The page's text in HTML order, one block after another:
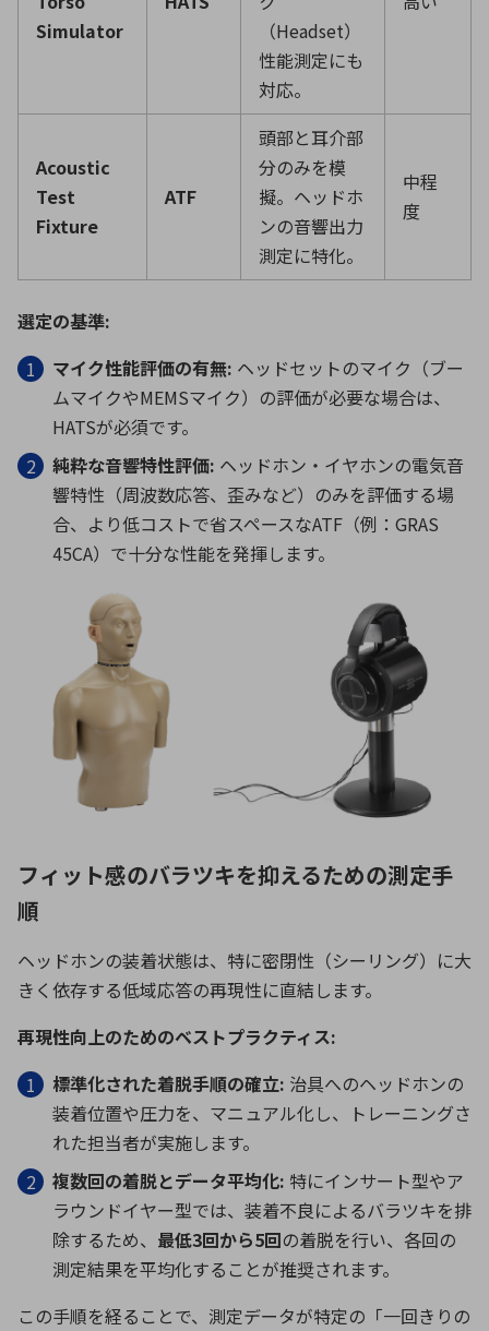
Simulator
（Headset）
性能測定にも
対応。
Acoustic
Test
Fixture
ATF
頭部と耳介部
分のみを模
擬。ヘッドホ
ンの音響出力
測定に特化。
中程
度
選定の基準:
マイク性能評価の有無: ヘッドセットのマイク（ブー
ムマイクやMEMSマイク）の評価が必要な場合は、
HATSが必須です。
純粋な音響特性評価: ヘッドホン・イヤホンの電気音
響特性（周波数応答、歪みなど）のみを評価する場
合、より低コストで省スペースなATF （例： GRAS
45CA）で十分な性能を発揮します。
フィット感のバラツキを抑えるための測定手
順
ヘッドホンの装着状態は、特に密閉性（シーリング）に大
きく依存する低域応答の再現性に直結します。
再現性向上のためのベストプラクティス:
標準化された着脱手順の確立: 治具へのヘッドホンの
装着位置や圧力を、マニュアル化し、トレーニングさ
れた担当者が実施します。
複数回の着脱とデータ平均化: 特にインサート型やア
ラウンドイヤー型では、装着不良によるバラツキを排
除するため、 最低3回から5回の着脱を行い、各回の
測定結果を平均化することが推奨されます。
この手順を経ることで、測定データが特定の「一回きりの